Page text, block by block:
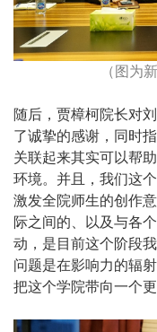
（图为
随后，贾樟柯院长对
了诚挚的感谢，同时
关联起来其实可以帮
环境。并且，我们这
激发全院师生的创作
际之间的、以及与各
动，是目前这个阶段
问题是在影响力的辐
把这个学院带向一个更